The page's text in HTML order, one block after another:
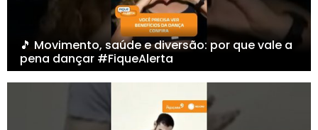
🎵 Movimento, saúde e diversão: por que vale a
pena dançar #FiqueAlerta